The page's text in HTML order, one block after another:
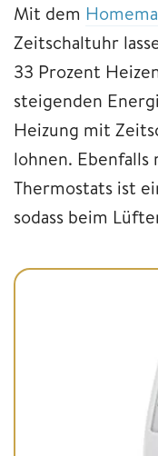
Mit dem
Zeitschaltuhr
33 Prozent
steigenden
Heizung mit
lohnen. Ebenfalls
Thermostats ist
sodass beim